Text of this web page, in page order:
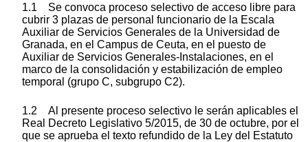
1.1 Se convoca proceso selectivo de acceso libre para
cubrir 3 plazas de personal funcionario de la Escala
Auxiliar de Servicios Generales de la Universidad de
Granada, en el Campus de Ceuta, en el puesto de
Auxiliar de Servicios Generales-Instalaciones, en el
marco de la consolidación y estabilización de empleo
temporal (grupo C, subgrupo C2).
1.2 Al presente proceso selectivo le serán aplicables el
Real Decreto Legislativo 5/2015, de 30 de octubre, por el
que se aprueba el texto refundido de la Ley del Estatuto